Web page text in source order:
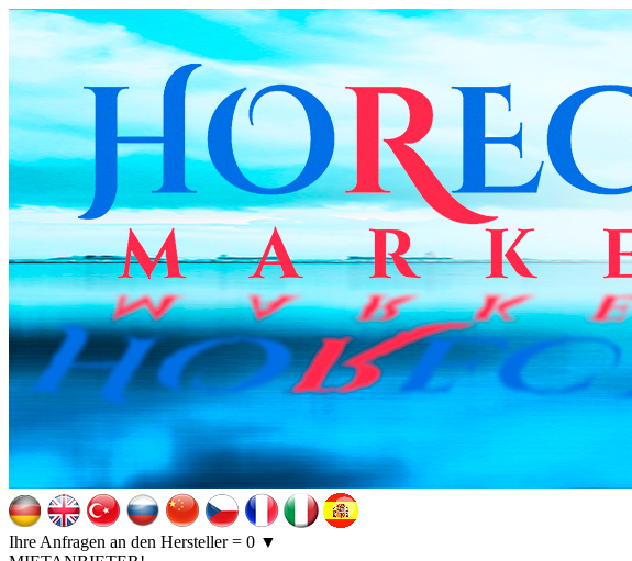
Ihre Anfragen an den Hersteller = 0 ▼